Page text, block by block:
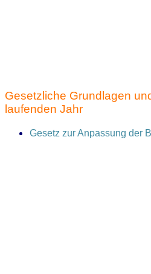
Gesetzliche Grundlagen
laufenden Jahr
Gesetz zur Anpassung der